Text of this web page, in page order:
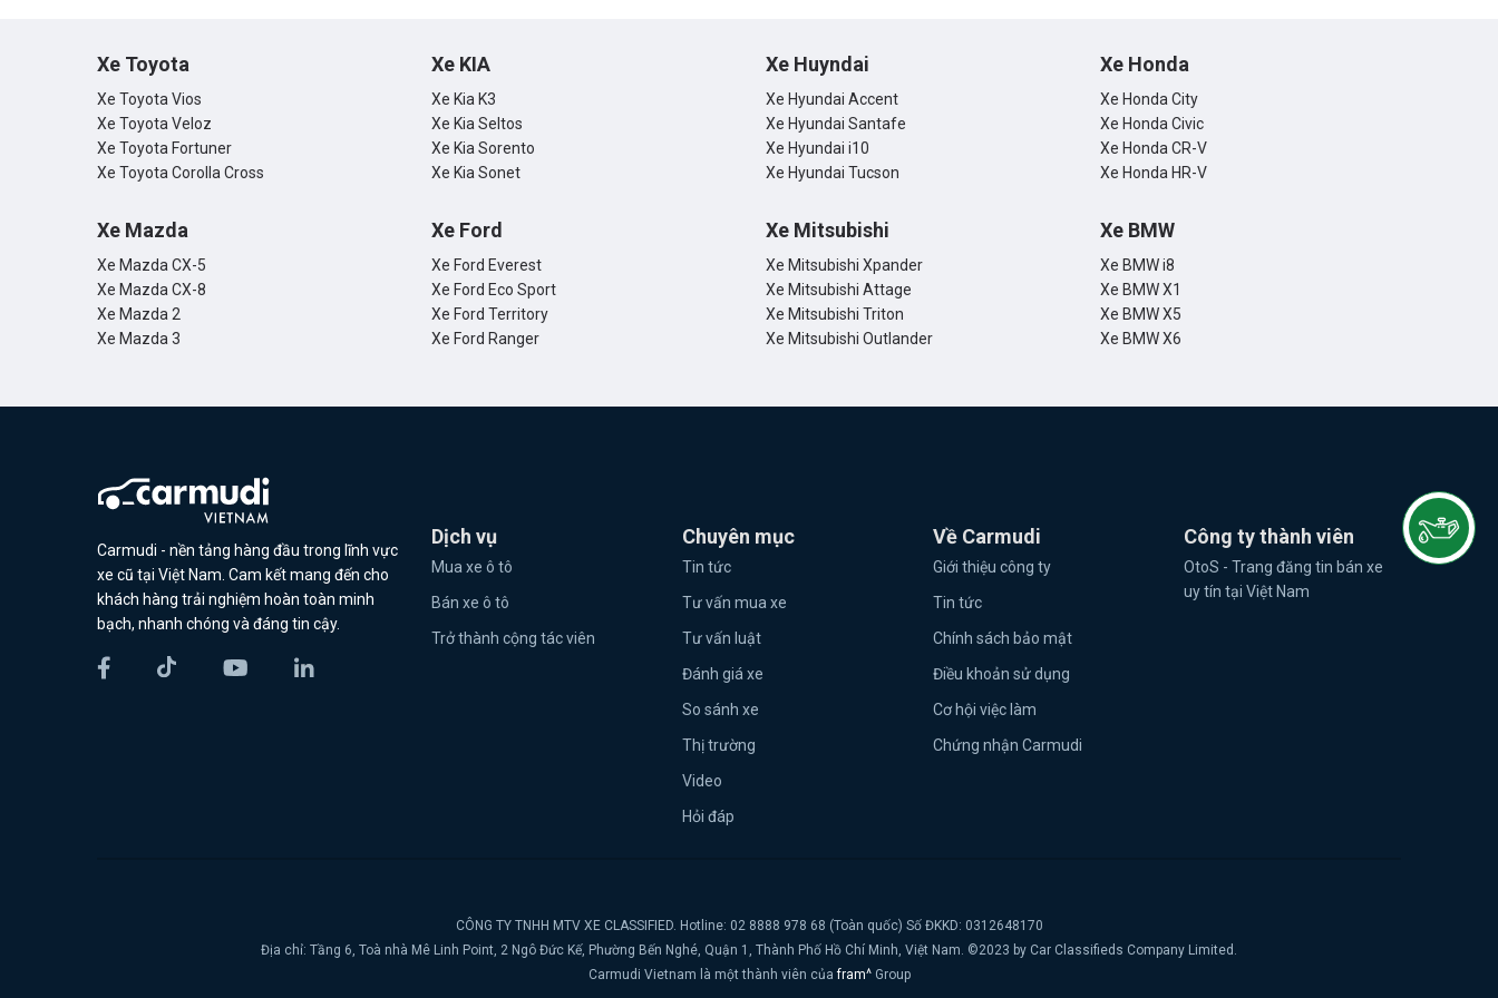
Xe Toyota
Xe Toyota Vios
Xe Toyota Veloz
Xe Toyota Fortuner
Xe Toyota Corolla Cross
Xe KIA
Xe Kia K3
Xe Kia Seltos
Xe Kia Sorento
Xe Kia Sonet
Xe Huyndai
Xe Hyundai Accent
Xe Hyundai Santafe
Xe Hyundai i10
Xe Hyundai Tucson
Xe Honda
Xe Honda City
Xe Honda Civic
Xe Honda CR-V
Xe Honda HR-V
Xe Mazda
Xe Mazda CX-5
Xe Mazda CX-8
Xe Mazda 2
Xe Mazda 3
Xe Ford
Xe Ford Everest
Xe Ford Eco Sport
Xe Ford Territory
Xe Ford Ranger
Xe Mitsubishi
Xe Mitsubishi Xpander
Xe Mitsubishi Attage
Xe Mitsubishi Triton
Xe Mitsubishi Outlander
Xe BMW
Xe BMW i8
Xe BMW X1
Xe BMW X5
Xe BMW X6
Carmudi - nền tảng hàng đầu trong lĩnh vực
xe cũ tại Việt Nam. Cam kết mang đến cho
khách hàng trải nghiệm hoàn toàn minh
bạch, nhanh chóng và đáng tin cậy.
Dịch vụ
Mua xe ô tô
Bán xe ô tô
Trở thành cộng tác viên
Chuyên mục
Tin tức
Tư vấn mua xe
Tư vấn luật
Đánh giá xe
So sánh xe
Thị trường
Video
Hỏi đáp
Về Carmudi
Giới thiệu công ty
Tin tức
Chính sách bảo mật
Điều khoản sử dụng
Cơ hội việc làm
Chứng nhận Carmudi
Công ty thành viên
OtoS - Trang đăng tin bán xe
uy tín tại Việt Nam
CÔNG TY TNHH MTV XE CLASSIFIED. Hotline: 02 8888 978 68 (Toàn quốc) Số ĐKKD: 0312648170
Địa chỉ: Tầng 6, Toà nhà Mê Linh Point, 2 Ngô Đức Kế, Phường Bến Nghé, Quận 1, Thành Phố Hồ Chí Minh, Việt Nam. ©2023 by Car Classifieds Company Limited.
Carmudi Vietnam là một thành viên củafram^ Group